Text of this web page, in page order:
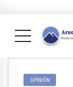
OPINIÓN